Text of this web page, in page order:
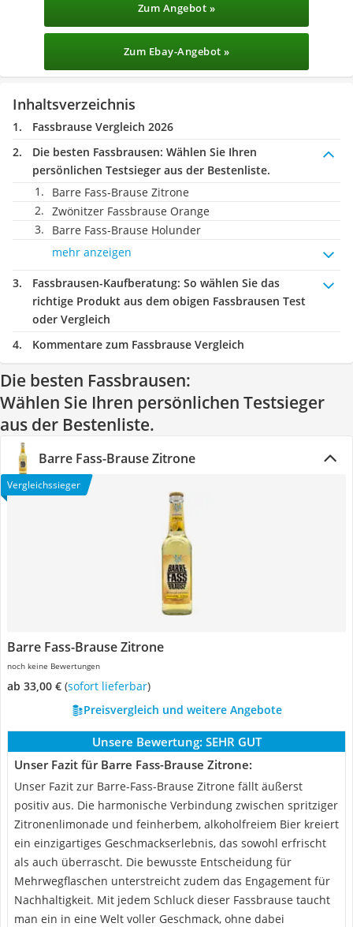
Zum Angebot »
Zum Ebay-Angebot »
Inhaltsverzeichnis
Fassbrause Vergleich 2026
Die besten Fassbrausen: Wählen Sie Ihren
persönlichen Testsieger aus der Bestenliste.
Barre Fass-Brause Zitrone
‎Zwönitzer Fassbrause Orange
Barre Fass-Brause Holunder
mehr anzeigen
Fassbrausen-Kaufberatung: So wählen Sie das
richtige Produkt aus dem obigen Fassbrausen Test
oder Vergleich
Kommentare zum Fassbrause Vergleich
Die besten Fassbrausen:
Wählen Sie Ihren persönlichen Testsieger
aus der Bestenliste.
Barre Fass-Brause Zitrone
Vergleichssieger
Barre Fass-Brause Zitrone
noch keine Bewertungen
ab 33,00 € ( Sofort lieferbar)
Preisvergleich und weitere Angebote
Unsere Bewertung: SEHR GUT
Unser Fazit für Barre Fass-Brause Zitrone:
Unser Fazit zur Barre-Fass-Brause Zitrone fällt äußerst
positiv aus. Die harmonische Verbindung zwischen spritziger
Zitronenlimonade und feinherbem, alkoholfreiem Bier kreiert
ein einzigartiges Geschmackserlebnis, das sowohl erfrischt
als auch überrascht. Die bewusste Entscheidung für
Mehrwegflaschen unterstreicht zudem das Engagement für
Nachhaltigkeit. Mit jedem Schluck dieser Fassbrause taucht
man ein in eine Welt voller Geschmack, ohne dabei